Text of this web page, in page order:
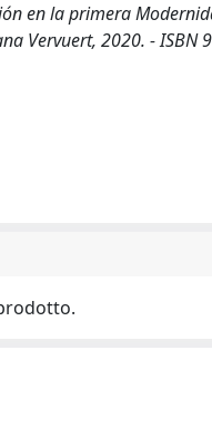
en la primera
Vervuert, 2020. - ISBN